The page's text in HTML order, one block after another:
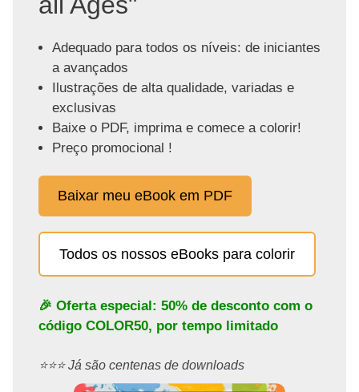
Adequado para todos os níveis: de iniciantes
a avançados
Ilustrações de alta qualidade, variadas e
exclusivas
Baixe o PDF, imprima e comece a colorir!
Preço promocional !
Baixar meu eBook em PDF
Todos os nossos eBooks para colorir
🎉 Oferta especial: 50% de desconto com o
código COLOR50, por tempo limitado
⭐️⭐️⭐️ Já são centenas de downloads